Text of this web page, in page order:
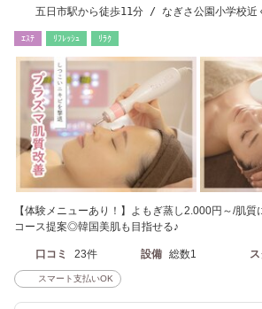
五日市駅から徒歩11分 / なぎさ公園小学校近
ｴｽﾃ ﾘﾌﾚｯｼｭ ﾘﾗｸ
【体験メニューあり！】よもぎ蒸し2.000円～/肌
コース提案◎韓国美肌も目指せる♪
口コミ 23件 設備 総数1
スマート支払いOK